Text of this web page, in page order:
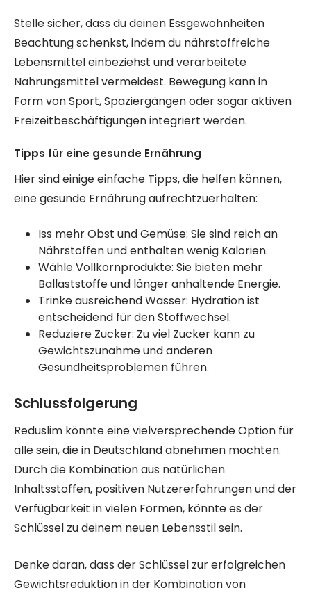
Stelle sicher, dass du deinen Essgewohnheiten
Beachtung schenkst, indem du nährstoffreiche
Lebensmittel einbeziehst und verarbeitete
Nahrungsmittel vermeidest. Bewegung kann in
Form von Sport, Spaziergängen oder sogar aktiven
Freizeitbeschäftigungen integriert werden.
Tipps für eine gesunde Ernährung
Hier sind einige einfache Tipps, die helfen können,
eine gesunde Ernährung aufrechtzuerhalten:
Iss mehr Obst und Gemüse: Sie sind reich an
Nährstoffen und enthalten wenig Kalorien.
Wähle Vollkornprodukte: Sie bieten mehr
Ballaststoffe und länger anhaltende Energie.
Trinke ausreichend Wasser: Hydration ist
entscheidend für den Stoffwechsel.
Reduziere Zucker: Zu viel Zucker kann zu
Gewichtszunahme und anderen
Gesundheitsproblemen führen.
Schlussfolgerung
Reduslim könnte eine vielversprechende Option für
alle sein, die in Deutschland abnehmen möchten.
Durch die Kombination aus natürlichen
Inhaltsstoffen, positiven Nutzererfahrungen und der
Verfügbarkeit in vielen Formen, könnte es der
Schlüssel zu deinem neuen Lebensstil sein.
Denke daran, dass der Schlüssel zur erfolgreichen
Gewichtsreduktion in der Kombination von